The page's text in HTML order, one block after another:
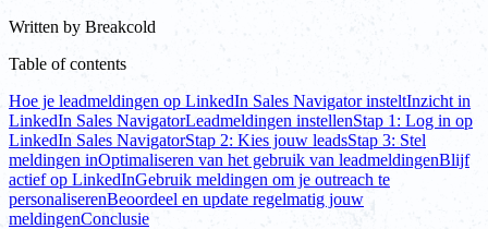
Written by Breakcold
Table of contents
Hoe je leadmeldingen op LinkedIn Sales Navigator insteltInzicht in
LinkedIn Sales NavigatorLeadmeldingen instellenStap 1: Log in op
LinkedIn Sales NavigatorStap 2: Kies jouw leadsStap 3: Stel
meldingen inOptimaliseren van het gebruik van leadmeldingenBlijf
actief op LinkedInGebruik meldingen om je outreach te
personaliserenBeoordeel en update regelmatig jouw
meldingenConclusie